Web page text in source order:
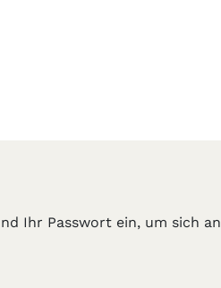
Ihr Passwort ein, um sich